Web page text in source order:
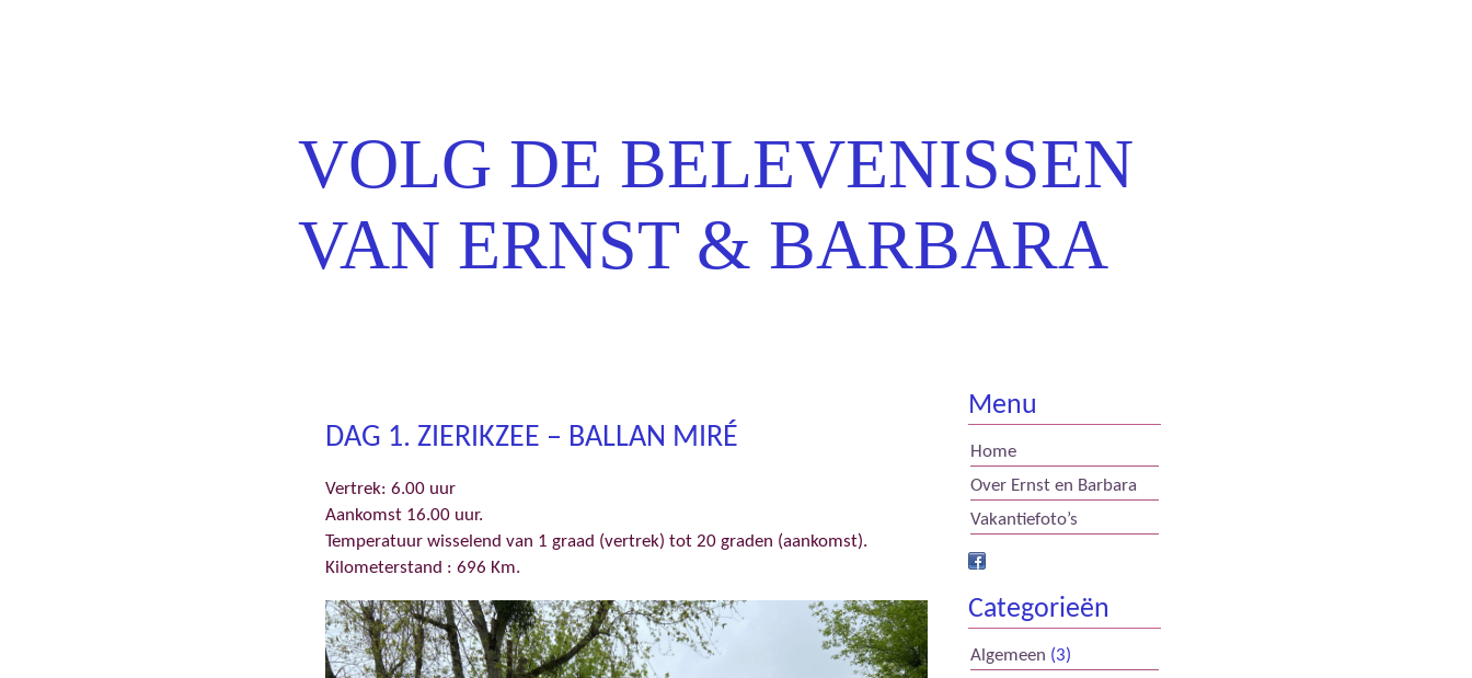
VOLG DE BELEVENISSEN
VAN ERNST & BARBARA
DAG 1. ZIERIKZEE – BALLAN MIRÉ
Vertrek: 6.00 uur
Aankomst 16.00 uur.
Temperatuur wisselend van 1 graad (vertrek) tot 20 graden (aankomst).
Kilometerstand : 696 Km.
Menu
Home
Over Ernst en Barbara
Vakantiefoto’s
Categorieën
Algemeen (3)